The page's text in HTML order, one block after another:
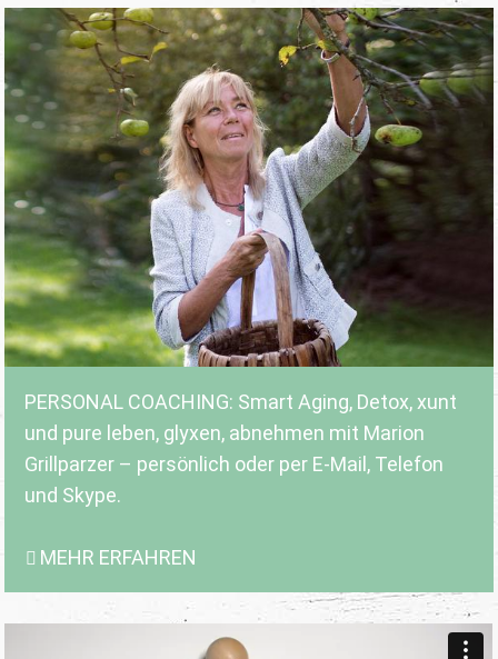
PERSONAL COACHING: Smart Aging, Detox, xunt
und pure leben, glyxen, abnehmen mit Marion
Grillparzer – persönlich oder per E-Mail, Telefon
und Skype.
MEHR ERFAHREN